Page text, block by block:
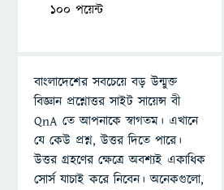
100 পয়েন্ট
বাংলাদেশের সবচেয়ে বড় উন্মুক্ত
বিজ্ঞান প্রশ্নোত্তর সাইট সায়েন্স বী
QnA তে আপনাকে স্বাগতম। এখানে
যে কেউ প্রশ্ন, উত্তর দিতে পারে।
উত্তর গ্রহণের ক্ষেত্রে অবশ্যই একাধিক
সোর্স যাচাই করে নিবেন। অনেকগুলো,